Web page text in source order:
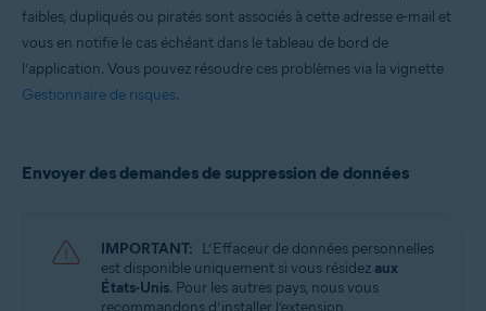
faibles, dupliqués ou piratés sont associés à cette adresse e-mail et
vous en notifie le cas échéant dans le tableau de bord de
l’application. Vous pouvez résoudre ces problèmes via la vignette
Gestionnaire de risques.
Envoyer des demandes de suppression de données
IMPORTANT: L’Effaceur de données personnelles
est disponible uniquement si vous résidez aux
États-Unis. Pour les autres pays, nous vous